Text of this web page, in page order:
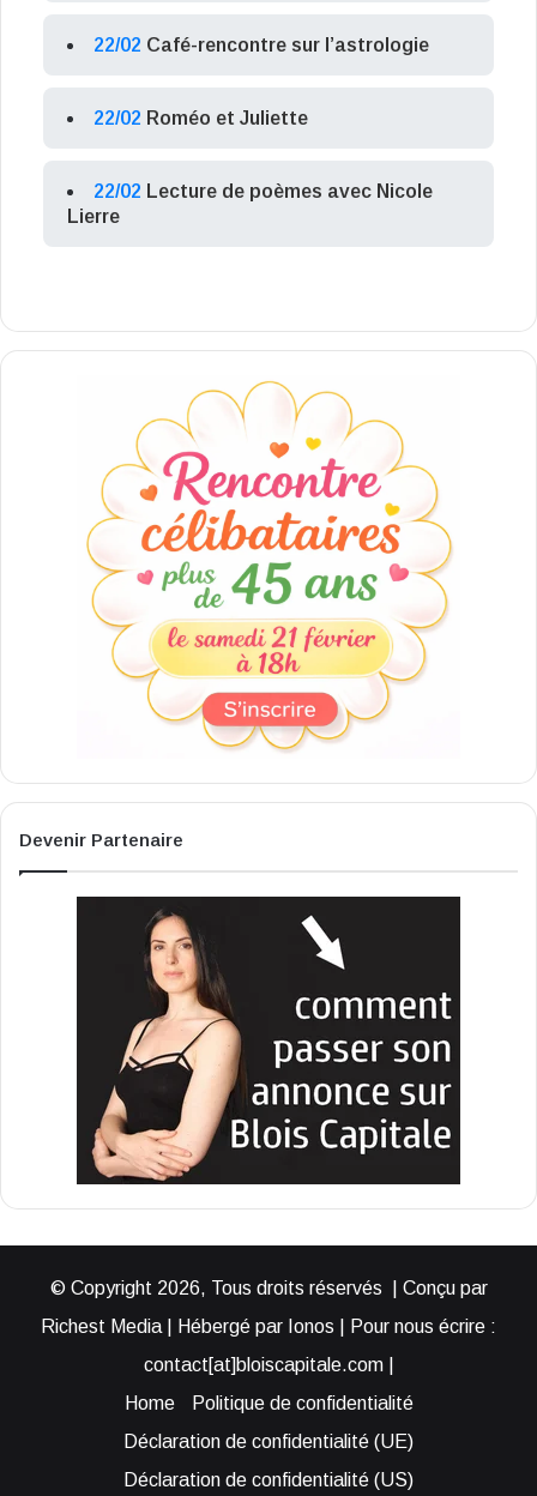
22/02 Café-rencontre sur l’astrologie
22/02 Roméo et Juliette
22/02 Lecture de poèmes avec Nicole
Lierre
Devenir Partenaire
© Copyright 2026, Tous droits réservés | Conçu par
Richest Media | Hébergé par Ionos | Pour nous écrire :
contact[at]bloiscapitale.com |
Home
Politique de confidentialité
Déclaration de confidentialité (UE)
Déclaration de confidentialité (US)